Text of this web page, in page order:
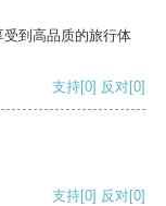
到高品质的旅行体
支持[0] 反对[0]
支持[0] 反对[0]